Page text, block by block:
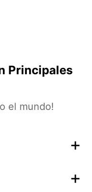
Principales
el mundo!